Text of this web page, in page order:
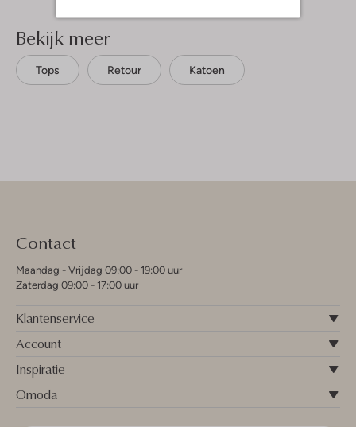
Bekijk meer
Tops Retour Katoen
Contact
Maandag - Vrijdag 09:00 - 19:00 uur
Zaterdag 09:00 - 17:00 uur
Klantenservice
Account
Inspiratie
Omoda